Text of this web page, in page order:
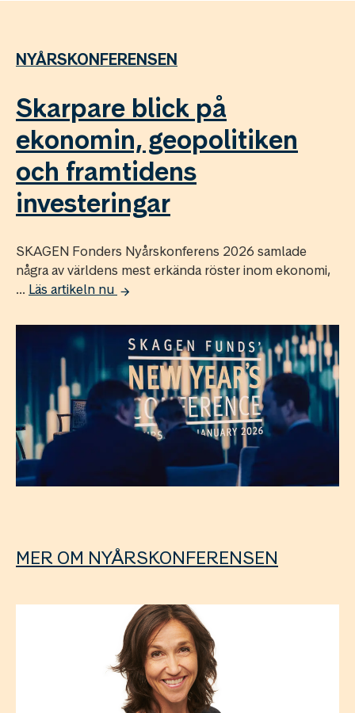
NYÅRSKONFERENSEN
Skarpare blick på
ekonomin, geopolitiken
och framtidens
investeringar
SKAGEN Fonders Nyårskonferens 2026 samlade
några av världens mest erkända röster inom ekonomi,
... Läs artikeln nu
MER OM NYÅRSKONFERENSEN